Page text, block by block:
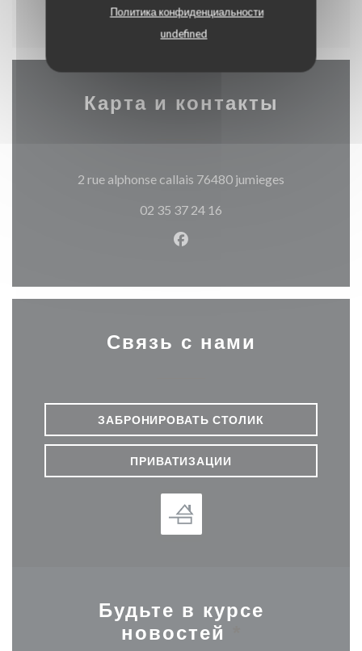
Политика конфиденциальности
undefined
Карта и контакты
2 rue alphonse callais 76480 jumieges
02 35 37 24 16
Facebook ((открывается в
Связь с нами
ЗАБРОНИРОВАТЬ СТОЛИК
ПРИВАТИЗАЦИИ
Будьте в курсе
новостей